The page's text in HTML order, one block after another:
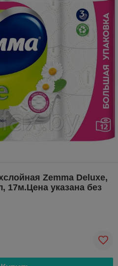
Zemma Deluxе,
17м.Цена указана без